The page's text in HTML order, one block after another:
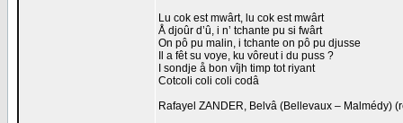
Lu cok est mwârt, lu cok est mwârt
Å djoûr d’û, i n’ tchante pu si fwârt
On pô pu malin, i tchante on pô pu djusse
Il a fêt su voye, ku vôreut i du puss ?
I sondje å bon vîjh timp tot riyant
Cotcoli coli coli codâ
Rafayel ZANDER, Belvâ (Bellevaux – Malmédy)